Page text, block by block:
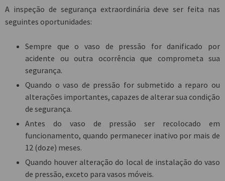
A inspeção de segurança extraordinária deve ser feita nas
seguintes oportunidades:
Sempre que o vaso de pressão for danificado por
acidente ou outra ocorrência que comprometa sua
segurança.
Quando o vaso de pressão for submetido a reparo ou
alterações importantes, capazes de alterar sua condição
de segurança.
Antes do vaso de pressão ser recolocado em
funcionamento, quando permanecer inativo por mais de
12 (doze) meses.
Quando houver alteração do local de instalação do vaso
de pressão, exceto para vasos móveis.